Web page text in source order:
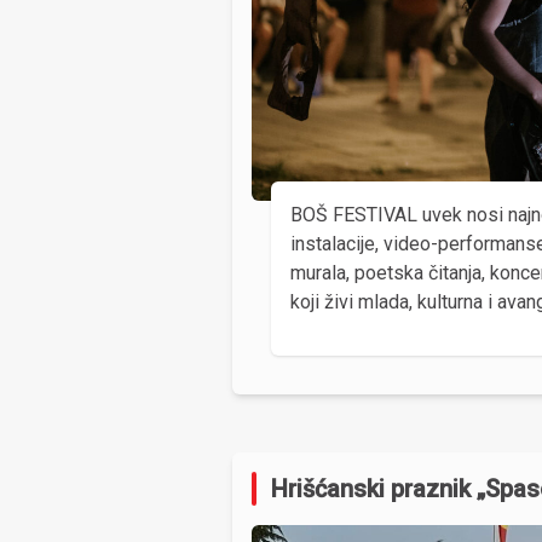
BOŠ FESTIVAL uvek nosi
instalacije, video-
murala, poetska čitanja,
koji živi mlada, kulturna i
Hrišćanski praznik